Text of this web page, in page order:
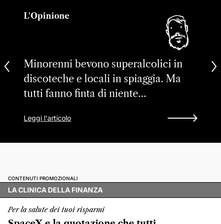
L'Opinione
Minorenni bevono superalcolici in
discoteche e locali in spiaggia. Ma
tutti fanno finta di niente…
Leggi l'articolo
CONTENUTI PROMOZIONALI
LA CLINICA DELLA FINANZA
Per la salute dei tuoi risparmi